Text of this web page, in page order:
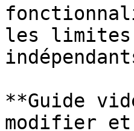
les limites
**Guide
modifier